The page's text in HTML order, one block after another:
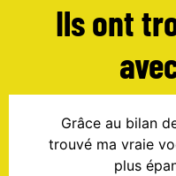
Ils ont
Grâce au bilan
trouvé ma vraie
plus